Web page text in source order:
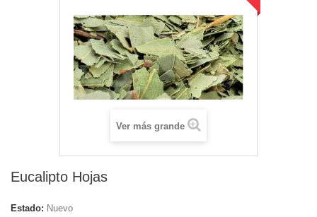
Ver más grande
Eucalipto Hojas
Estado: Nuevo